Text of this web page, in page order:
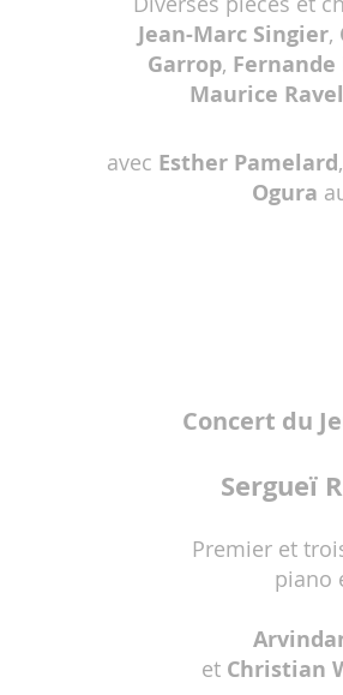
Jean-Marc Singier,
Garrop, Fernande
Maurice Ravel
avec Esther Pamelard,
Ogura
Concert du
Sergueï
Premier et
piano
et Christian